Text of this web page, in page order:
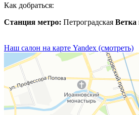
Как добраться:
Станция метро: Петроградская Ветка
Наш салон на карте Yandex (смотреть)